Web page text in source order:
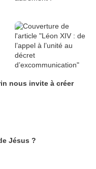
nous invite à créer
Jésus ?